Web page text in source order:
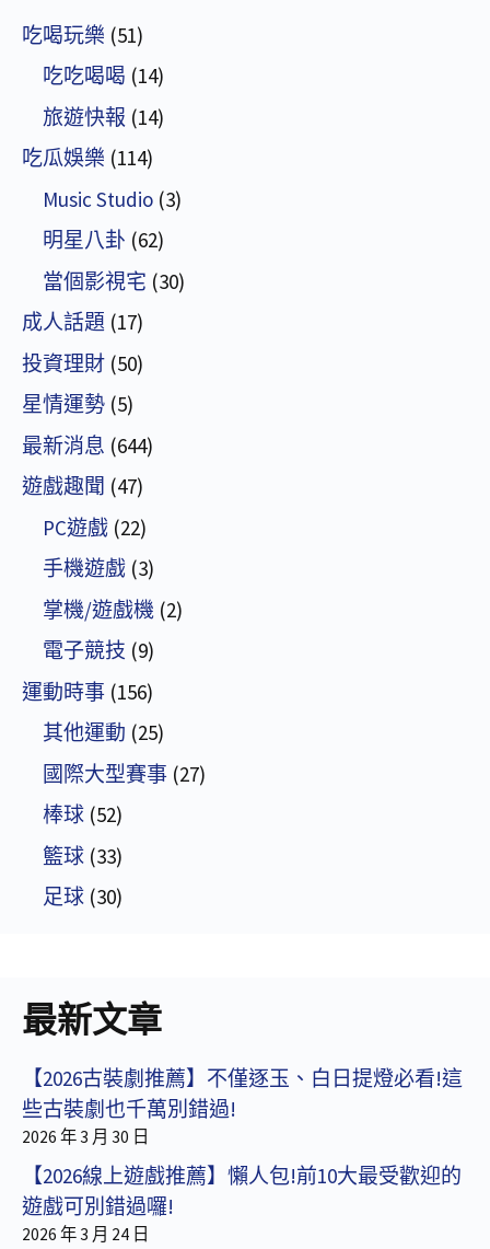
吃喝玩樂 (51)
吃吃喝喝 (14)
旅遊快報 (14)
吃瓜娛樂 (114)
Music Studio (3)
明星八卦 (62)
當個影視宅 (30)
成人話題 (17)
投資理財 (50)
星情運勢 (5)
最新消息 (644)
遊戲趣聞 (47)
PC遊戲 (22)
手機遊戲 (3)
掌機/遊戲機 (2)
電子競技 (9)
運動時事 (156)
其他運動 (25)
國際大型賽事 (27)
棒球 (52)
籃球 (33)
足球 (30)
最新文章
【2026古裝劇推薦】不僅逐玉、白日提燈必看!這
些古裝劇也千萬別錯過!
2026 年 3 月 30 日
【2026線上遊戲推薦】懶人包!前10大最受歡迎的
遊戲可別錯過囉!
2026 年 3 月 24 日